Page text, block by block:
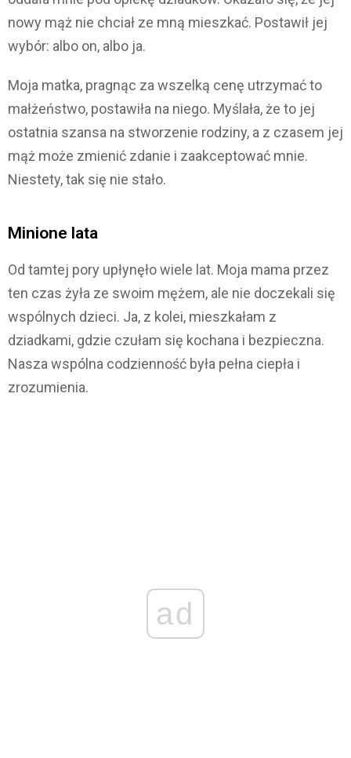
nowy mąż nie chciał ze mną mieszkać. Postawił jej
wybór: albo on, albo ja.
Moja matka, pragnąc za wszelką cenę utrzymać to
małżeństwo, postawiła na niego. Myślała, że to jej
ostatnia szansa na stworzenie rodziny, a z czasem jej
mąż może zmienić zdanie i zaakceptować mnie.
Niestety, tak się nie stało.
Minione lata
Od tamtej pory upłynęło wiele lat. Moja mama przez
ten czas żyła ze swoim mężem, ale nie doczekali się
wspólnych dzieci. Ja, z kolei, mieszkałam z
dziadkami, gdzie czułam się kochana i bezpieczna.
Nasza wspólna codzienność była pełna ciepła i
zrozumienia.
ad